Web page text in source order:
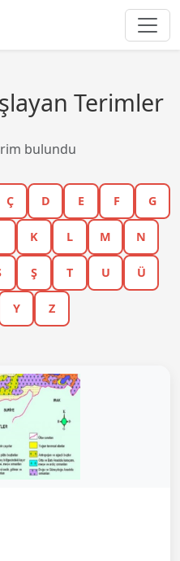
Terimler
bulundu
Ç D E F G
K L M N
Ş T U Ü
Y Z